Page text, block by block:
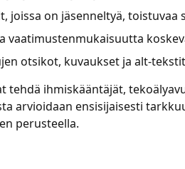
joissa on jäsenneltyä, toistuvaa
vaatimustenmukaisuutta
otsikot, kuvaukset ja alt-
tehdä ihmiskääntäjät,
arvioidaan ensisijaisesti
perusteella.